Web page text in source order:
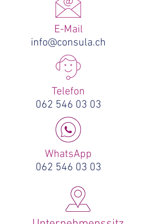
E-Mail
info@consula.ch
Telefon
062 546 03 03
WhatsApp
062 546 03 03